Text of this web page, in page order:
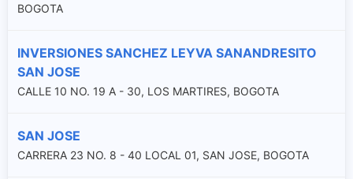
BOGOTA
INVERSIONES SANCHEZ LEYVA SANANDRESITO
SAN JOSE
CALLE 10 NO. 19 A - 30, LOS MARTIRES, BOGOTA
SAN JOSE
CARRERA 23 NO. 8 - 40 LOCAL 01, SAN JOSE, BOGOTA